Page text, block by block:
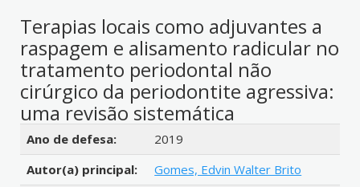
Terapias locais como adjuvantes a
raspagem e alisamento radicular no
tratamento periodontal não
cirúrgico da periodontite agressiva:
uma revisão sistemática
Detalhes bibliográficos
Ano de defesa:
2019
Autor(a) principal:
Gomes, Edvin Walter Brito